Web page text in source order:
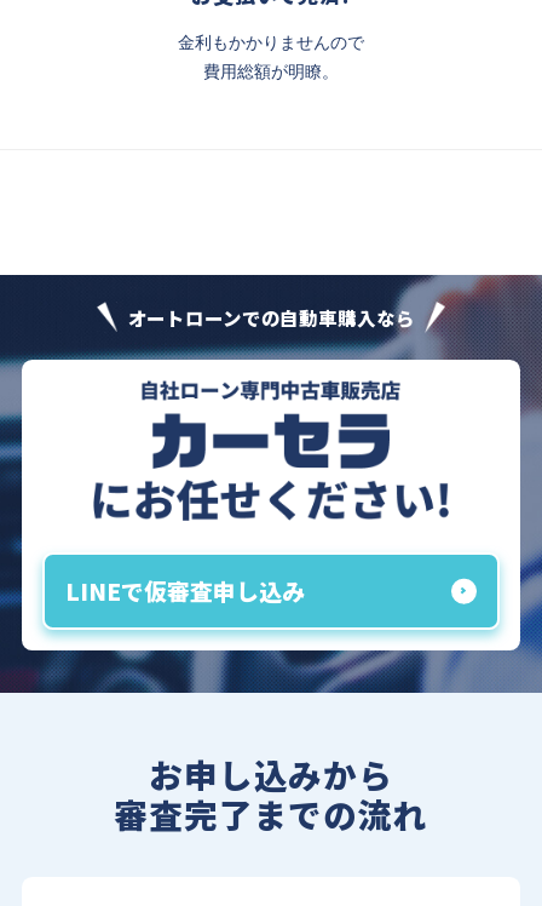
金利もかかりませんので
費用総額が明瞭。
オートローンでの自動車購入なら
LINEで仮審査申し込み
お申し込みから
審査完了までの流れ